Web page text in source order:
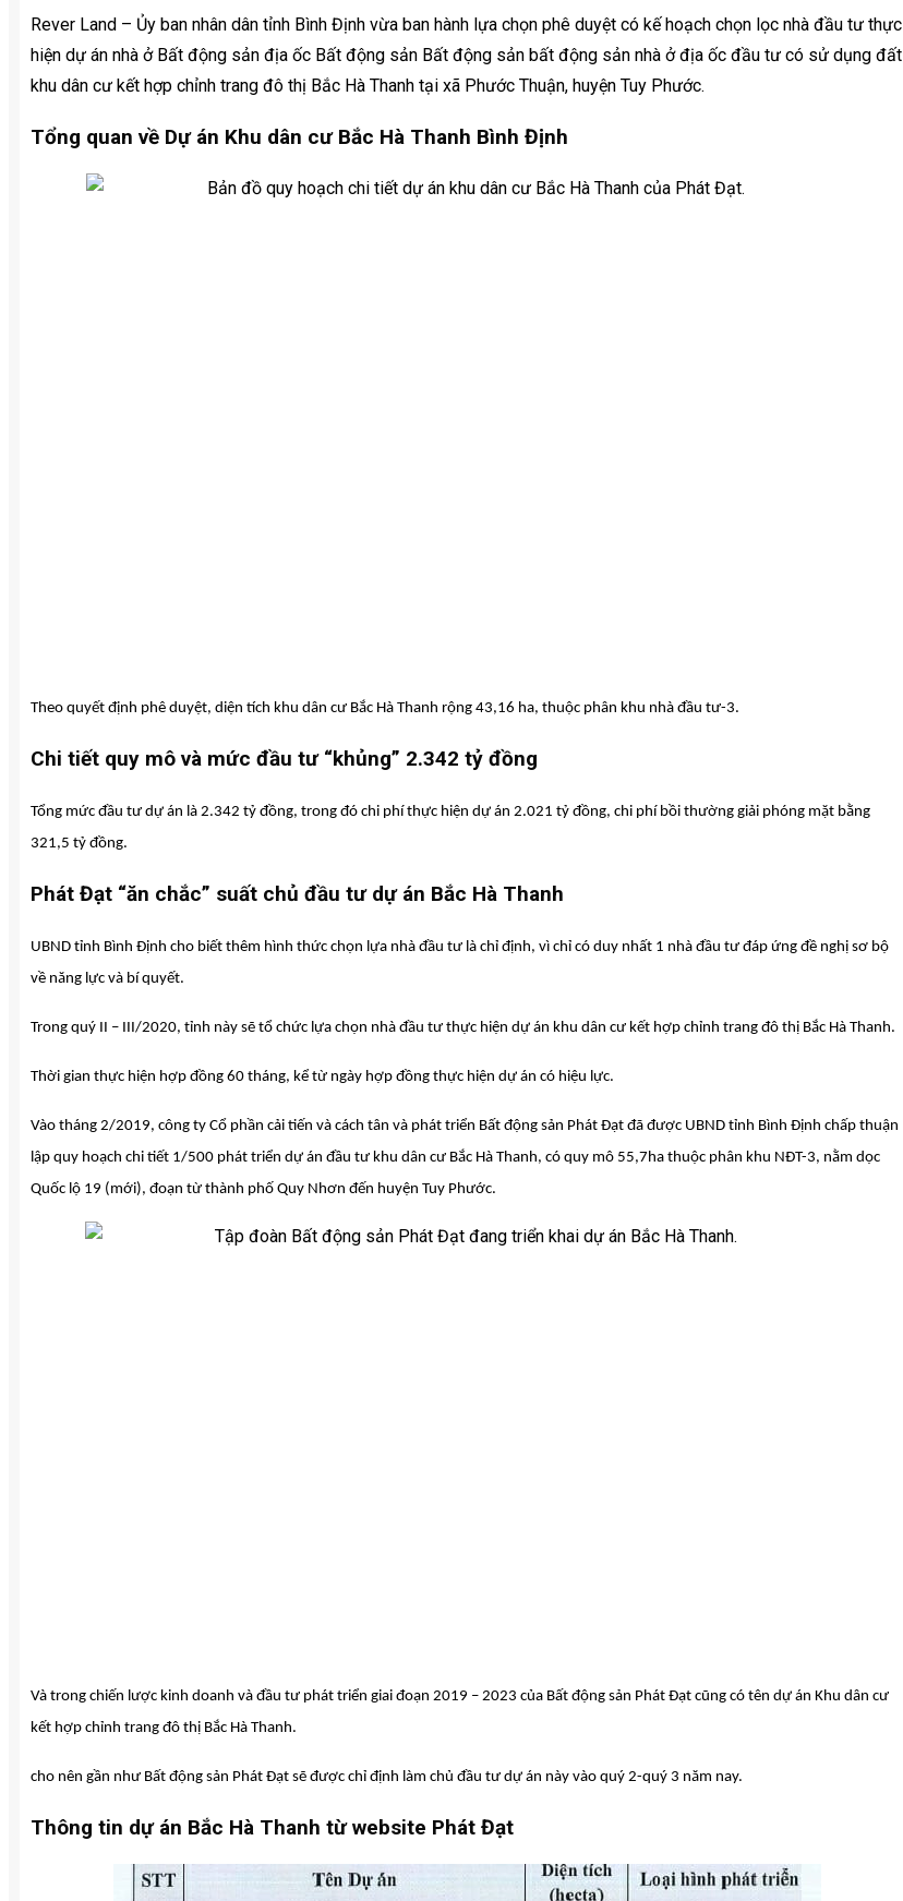
Rever Land – Ủy ban nhân dân tỉnh Bình Định vừa ban hành lựa chọn phê duyệt có kế hoạch chọn lọc nhà đầu tư thực
hiện dự án nhà ở Bất động sản địa ốc Bất động sản Bất động sản bất động sản nhà ở địa ốc đầu tư có sử dụng đất
khu dân cư kết hợp chỉnh trang đô thị Bắc Hà Thanh tại xã Phước Thuận, huyện Tuy Phước.
Tổng quan về Dự án Khu dân cư Bắc Hà Thanh Bình Định
Theo quyết định phê duyệt, diện tích khu dân cư Bắc Hà Thanh rộng 43,16 ha, thuộc phân khu nhà đầu tư-3.
Chi tiết quy mô và mức đầu tư “khủng” 2.342 tỷ đồng
Tổng mức đầu tư dự án là 2.342 tỷ đồng, trong đó chi phí thực hiện dự án 2.021 tỷ đồng, chi phí bồi thường giải phóng mặt bằng
321,5 tỷ đồng.
Phát Đạt “ăn chắc” suất chủ đầu tư dự án Bắc Hà Thanh
UBND tỉnh Bình Định cho biết thêm hình thức chọn lựa nhà đầu tư là chỉ định, vì chỉ có duy nhất 1 nhà đầu tư đáp ứng đề nghị sơ bộ
về năng lực và bí quyết.
Trong quý II – III/2020, tỉnh này sẽ tổ chức lựa chọn nhà đầu tư thực hiện dự án khu dân cư kết hợp chỉnh trang đô thị Bắc Hà Thanh.
Thời gian thực hiện hợp đồng 60 tháng, kể từ ngày hợp đồng thực hiện dự án có hiệu lực.
Vào tháng 2/2019, công ty Cổ phần cải tiến và cách tân và phát triển Bất động sản Phát Đạt đã được UBND tỉnh Bình Định chấp thuận
lập quy hoạch chi tiết 1/500 phát triển dự án đầu tư khu dân cư Bắc Hà Thanh, có quy mô 55,7ha thuộc phân khu NĐT-3, nằm dọc
Quốc lộ 19 (mới), đoạn từ thành phố Quy Nhơn đến huyện Tuy Phước.
Và trong chiến lược kinh doanh và đầu tư phát triển giai đoạn 2019 – 2023 của Bất động sản Phát Đạt cũng có tên dự án Khu dân cư
kết hợp chỉnh trang đô thị Bắc Hà Thanh.
cho nên gần như Bất động sản Phát Đạt sẽ được chỉ định làm chủ đầu tư dự án này vào quý 2-quý 3 năm nay.
Thông tin dự án Bắc Hà Thanh từ website Phát Đạt